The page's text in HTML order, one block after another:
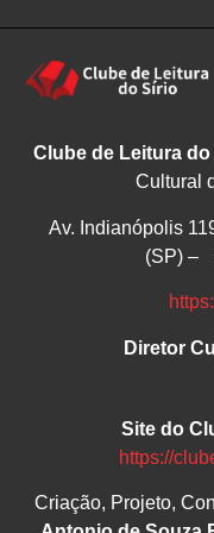
Clube de Leitura
Cultural
Av. Indianópolis
(SP) –
Diretor
Site do
https://
Criação, Projeto,